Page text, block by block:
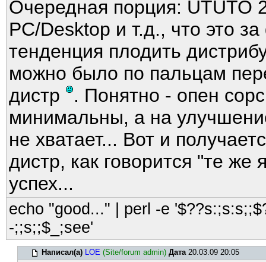
Очередная порция: UTUTO
PC/Desktop и т.д., что это
тенденция плодить
можно было по пальцам
дистр
. Понятно - опен
минимальны, а на
не хватает... Вот и
дистр, как говорится "те
успех...
echo "good..." | perl -e
-;;s;;$_;see'
Написал(а) LOE (Site/forum admin) Дата20.03.09 20:05